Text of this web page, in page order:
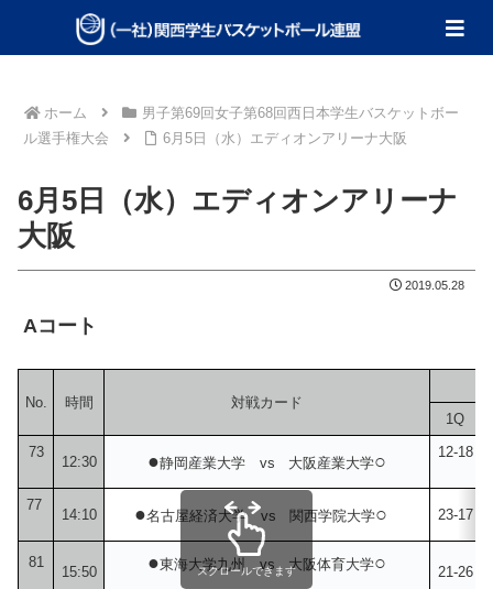
ホーム
男子第69回女子第68回西日本学生バスケットボー
ル選手権大会
6月5日（水）エディオンアリーナ大阪
6月5日（水）エディオンアリーナ
大阪
2019.05.28
Aコート
No. 時間
対戦カード
1Q
73
12:30 ●静岡産業大学 vs 大阪産業大学○ 12-18
77
14:10 ●名古屋経済大学 vs 関西学院大学○ 23-17
81
15:50 ●東海大学九州 vs 大阪体育大学○ 21-26
スクロールできます